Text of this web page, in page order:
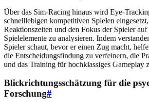
Über das Sim-Racing hinaus wird Eye-
schnelllebigen kompetitiven Spielen
Reaktionszeiten und den Fokus der Spieler
Spielelemente zu analysieren. Indem
Spieler schaut, bevor er einen Zug macht,
die Entscheidungsfindung zu verfeinern, die
und das Training für hochklassiges Gameplay
Blickrichtungsschätzung für die
Forschung#